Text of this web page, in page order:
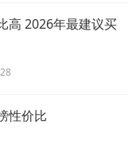
高 2026年最建议买
性价比